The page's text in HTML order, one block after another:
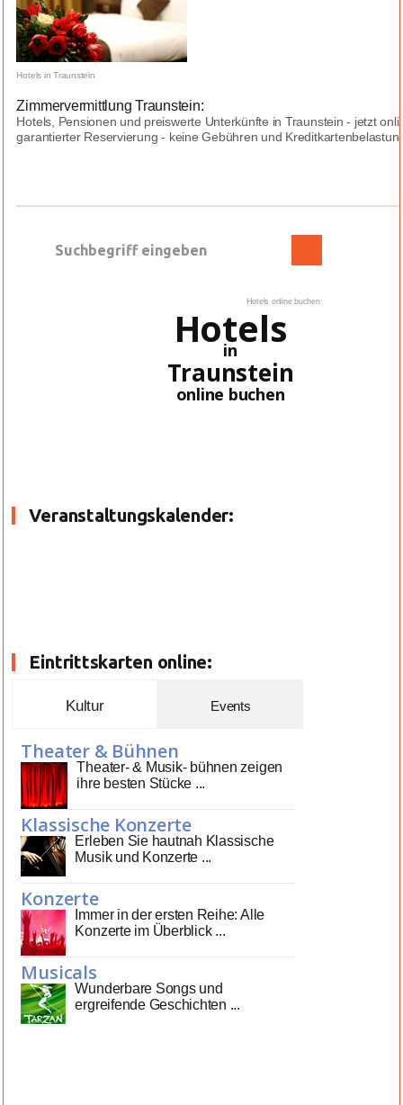
Hotels in Traunstein
Zimmervermittlung Traunstein:
Hotels, Pensionen und preiswerte Unterkünfte in Traunstein - jetzt
garantierter Reservierung - keine Gebühren und
Hotels online buchen:
Hotels
in
Traunstein
online buchen
Veranstaltungskalender:
Eintrittskarten online:
Kultur Events
Theater & Bühnen
Theater- & Musik- bühnen zeigen
ihre besten Stücke ...
Klassische Konzerte
Erleben Sie hautnah Klassische
Musik und Konzerte ...
Konzerte
Immer in der ersten Reihe: Alle
Konzerte im Überblick ...
Musicals
Wunderbare Songs und
ergreifende Geschichten ...